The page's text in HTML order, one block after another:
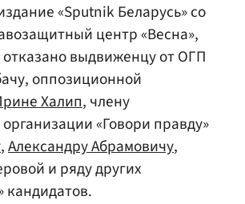
«Sputnik Беларусь» со
центр «Весна»,
выдвиженцу от ОГП
оппозиционной
Халип, члену
«Говори правду»
,Александру Абрамовичу,
и ряду других
кандидатов.